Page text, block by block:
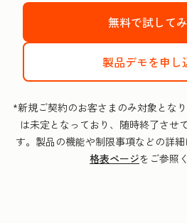
無料で試して
製品デモを申
*新規ご契約のお客さまのみ対象とな
は未定となっており、随時終了させ
す。製品の機能や制限事項などの詳
格表ページをご参照